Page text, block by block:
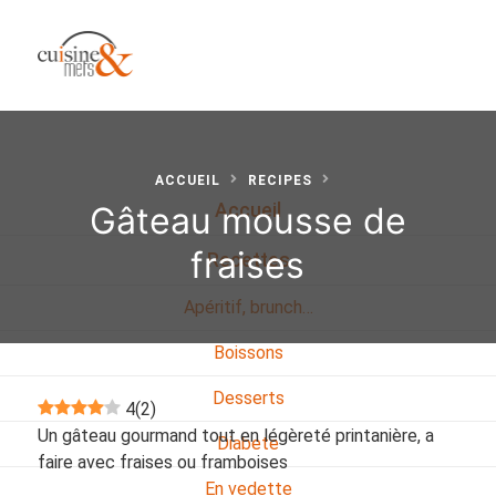
Accueil
Recettes
Apéritif, brunch…
Boissons
Desserts
Diabete
En vedette
ACCUEIL RECIPES
Gâteau mousse de
fraises
4(2)
Un gâteau gourmand tout en légèreté printanière, a
faire avec fraises ou framboises